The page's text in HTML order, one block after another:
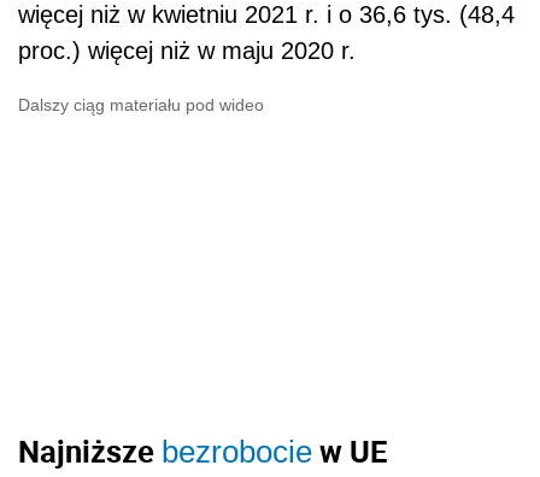
więcej niż w kwietniu 2021 r. i o 36,6 tys. (48,4
proc.) więcej niż w maju 2020 r.
Dalszy ciąg materiału pod wideo
Najniższe bezrobocie w UE